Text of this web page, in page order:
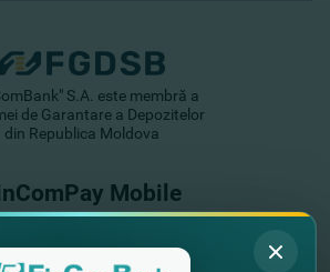
S.A. este membră a
de Garantare a Depozitelor
din Republica Moldova
Mobile